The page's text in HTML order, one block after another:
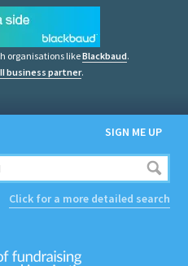
organisations likeBlackbaud.
business partner.
SIGN ME UP
Click for a more detailed search